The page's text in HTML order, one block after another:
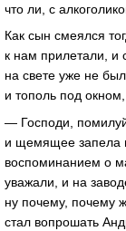
что ли, с
Как сын смеялся
к нам прилетали, и
на свете уже не
и тополь под
— Господи,
и щемящее запела
воспоминанием о
уважали, и на
ну почему, почему
стал вопрошать